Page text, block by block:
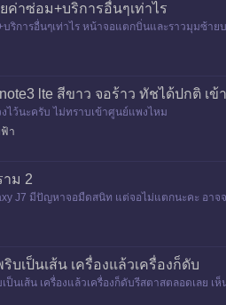
ค่าซ่อม+บริการอื่นๆเท่าไร
บริการอื่นๆเท่าไร หน้าจอแตกบิ่นและราวมุมซ้
lte สีขาว จอร้าว ทัชได้ปกติ เ
ไว้นะครับ ไม่ทราบเข้าศูนย์แพงไหม
า
ม 2
J7 มีปัญหาจอมืดสนิท แต่จอไม่แตกนะคะ อา
บเป็นเส้น เครื่องแล้วเครื่องก็ดับ
ป็นเส้น เครื่องแล้วเครื่องก็ดับรีสตาสตลอดเลย